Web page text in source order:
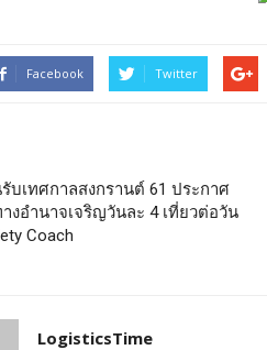
Facebook Twitter
บเทศกาลสงกรานต์ 61 ประกาศ
างอำนาจเจริญวันละ 4 เที่ยวต่อวัน
Coach
LogisticsTime